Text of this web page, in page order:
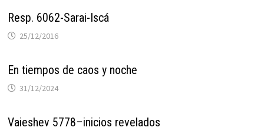
Resp. 6062-Sarai-Iscá
25/12/2016
En tiempos de caos y noche
31/12/2024
Vaieshev 5778–inicios revelados